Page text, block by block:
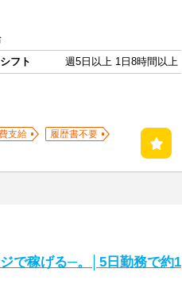
シフト
週5日以上 1日8時間以上
支給
履歴書不要
で稼げる─。│5日勤務で約1